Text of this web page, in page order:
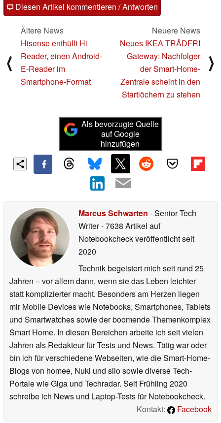
Diesen Artikel kommentieren / Antworten
⟨
Ältere News
Hisense enthüllt Hi
Reader, einen Android-
E-Reader im
Smartphone-Format
Neuere News
Neues IKEA TRÅDFRI
Gateway: Nachfolger
der Smart-Home-
Zentrale scheint in den
Startlöchern zu stehen
⟩
Als bevorzugte Quelle
auf Google
hinzufügen
Marcus Schwarten - Senior Tech
Writer- 7638 Artikel auf
Notebookcheck veröffentlichtseit
2020
Technik begeistert mich seit rund 25
Jahren – vor allem dann, wenn sie das Leben leichter
statt komplizierter macht. Besonders am Herzen liegen
mir Mobile Devices wie Notebooks, Smartphones, Tablets
und Smartwatches sowie der boomende Themenkomplex
Smart Home. In diesen Bereichen arbeite ich seit vielen
Jahren als Redakteur für Tests und News. Tätig war oder
bin ich für verschiedene Webseiten, wie die Smart-Home-
Blogs von homee, Nuki und siio sowie diverse Tech-
Portale wie Giga und Techradar. Seit Frühling 2020
schreibe ich News und Laptop-Tests für Notebookcheck.
Kontakt:
Facebook